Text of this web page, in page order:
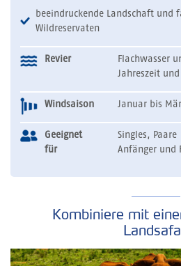
beeindruckende Landschaft und
Wildreservaten
Revier
Flachwasser
Jahreszeit
Windsaison Januar bis
Geeignet
für
Singles, Paare
Anfänger und
Kombiniere mit